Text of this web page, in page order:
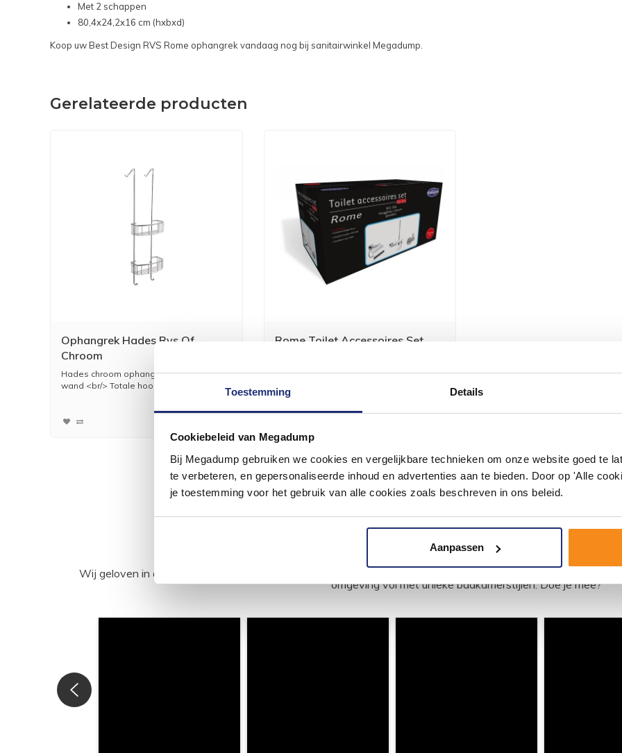
Toestemming Details
Cookiebeleid van Megadump
Bij Megadump gebruiken we cookies en vergelijkbare technieken om onze website goed te
te verbeteren, en gepersonaliseerde inhoud en advertenties aan te bieden. Door op 'Alle
je toestemming voor het gebruik van alle cookies zoals beschreven in ons beleid.
Aanpassen
Met 2 schappen
80,4x24,2x16 cm (hxbxd)
Koop uw Best Design RVS Rome ophangrek vandaag nog bij sanitairwinkel Megadump.
Gerelateerde producten
Ophangrek Hades Rvs Of
Chroom
Hades chroom ophangrek t.b.v. glazen
wand <br/> Totale hoogt...
93,95
Rome Toilet Accessoires Set
Rome toilet accessoires setStijlvolle
88,00
#mijndroombadkamer
Wij geloven in de kracht van delen. Deel jouw badkamer op Instagram met #mijndroombadkamer en tag
omgeving vol met unieke badkamerstijlen. Doe je mee?